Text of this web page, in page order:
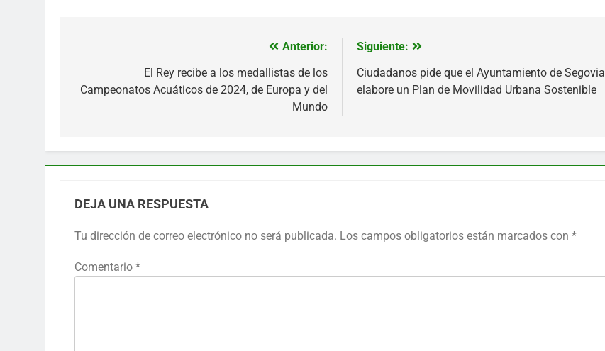
entradas
Anterior:
El Rey recibe a los medallistas de los
Campeonatos Acuáticos de 2024, de Europa y del
Mundo
Siguiente:
Ciudadanos pide que el Ayuntamiento de Segovia
elabore un Plan de Movilidad Urbana Sostenible
DEJA UNA RESPUESTA
Tu dirección de correo electrónico no será publicada. Los campos obligatorios están marcados con *
Comentario *